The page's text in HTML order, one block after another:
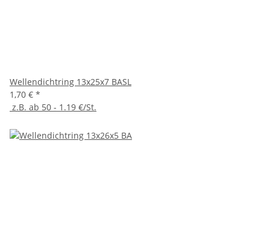
Wellendichtring 13x25x7 BASL
1,70 € *
z.B. ab 50 - 1.19 €/St.